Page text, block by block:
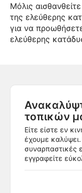
Μόλις
της ελεύθερης
για να
ελεύθερης
τοπικών
Είτε είστε εν
έχουμε
συναρπαστικές
εγγραφείτε